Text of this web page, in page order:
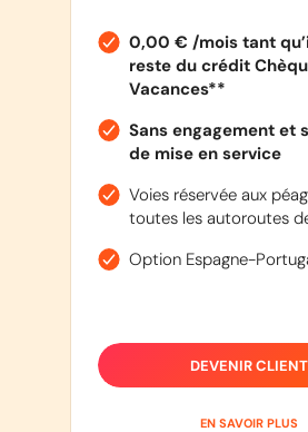
0,00 € /mois tant
reste du crédit
Vacances**
Sans engagement et
de mise en service
Voies réservée aux
toutes les autoroutes
Option Espagne-
DEVENIR CLIENT
EN SAVOIR PLUS